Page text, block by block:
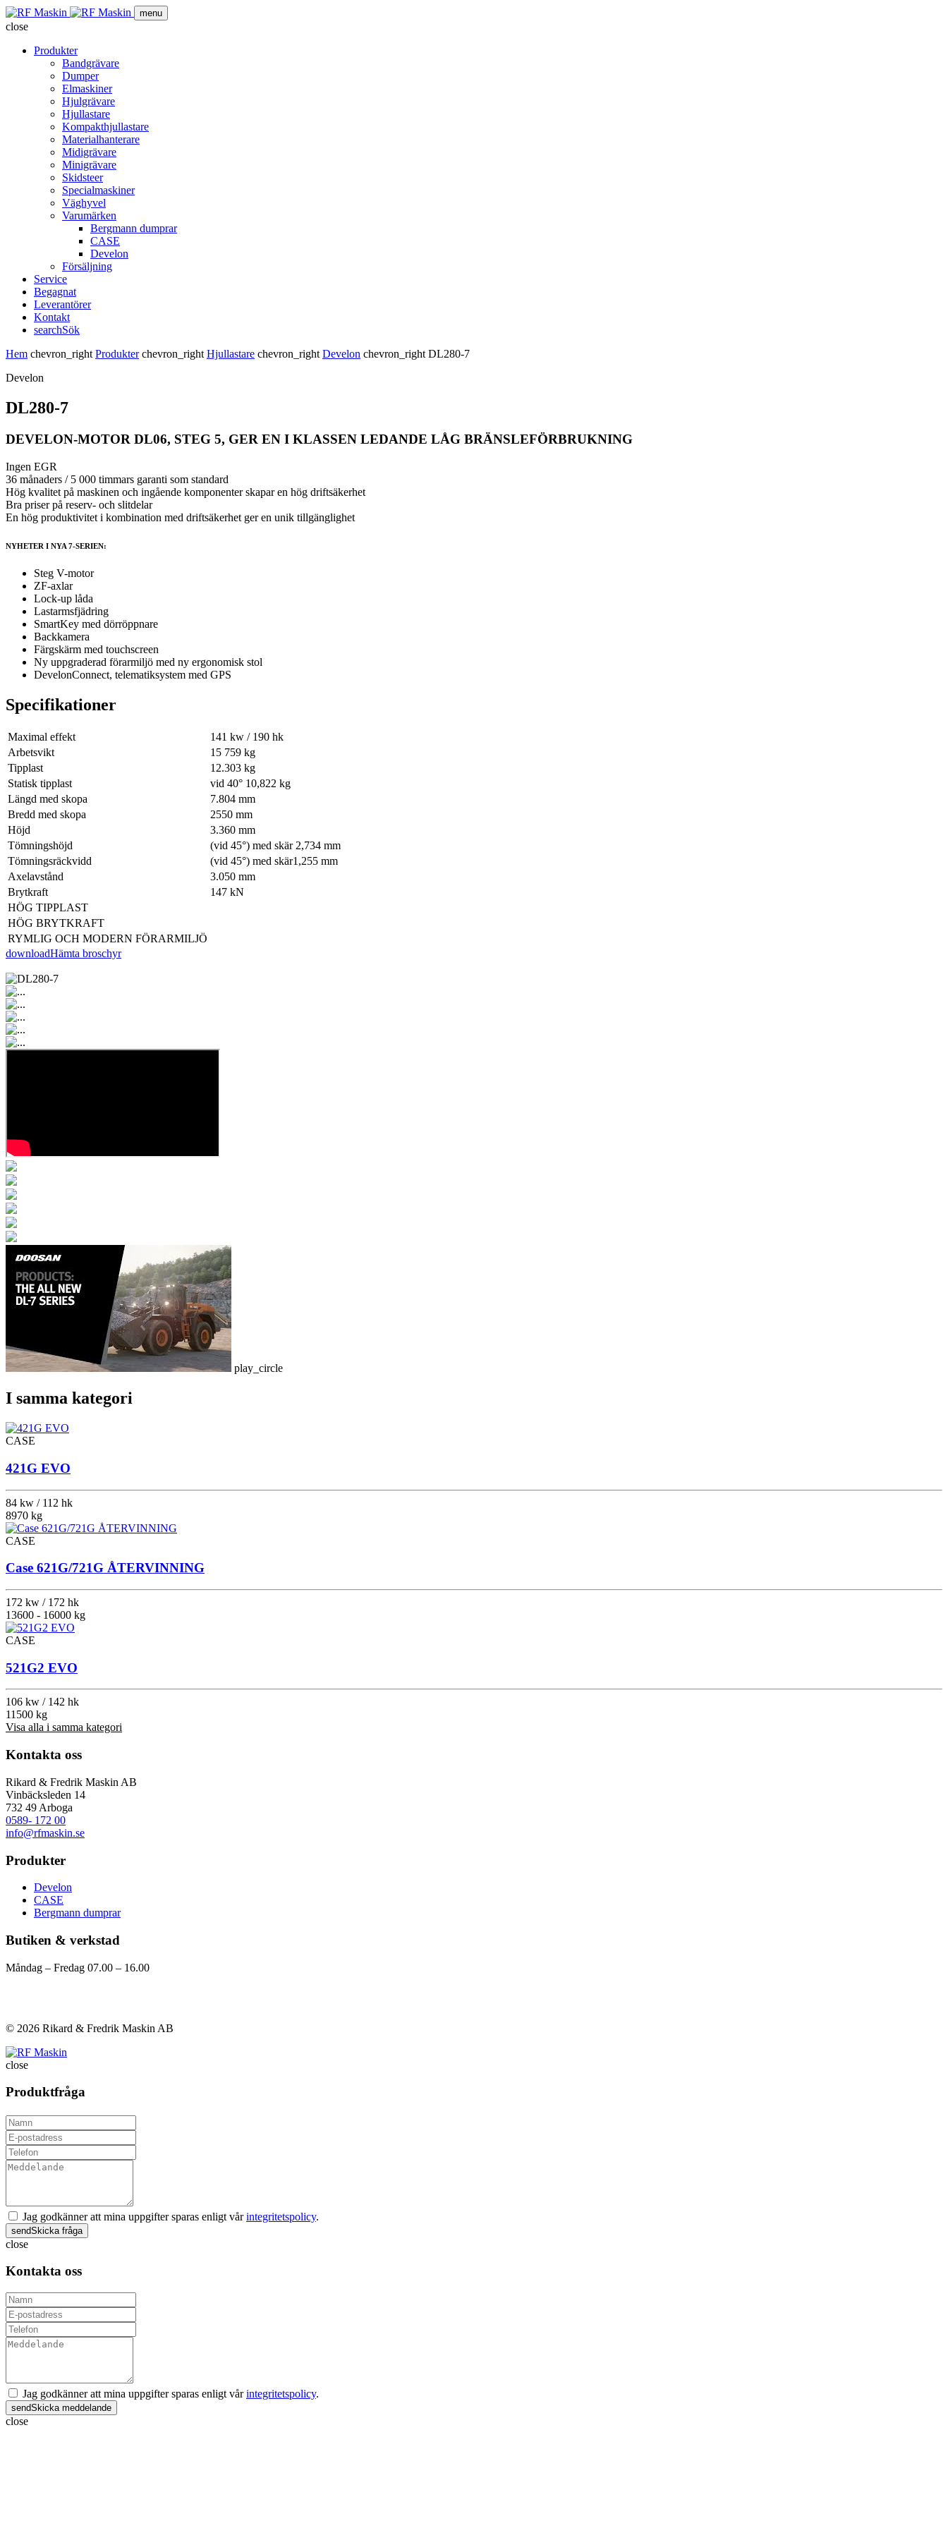
menu
close
Produkter
Bandgrävare
Dumper
Elmaskiner
Hjulgrävare
Hjullastare
Kompakthjullastare
Materialhanterare
Midigrävare
Minigrävare
Skidsteer
Specialmaskiner
Väghyvel
Varumärken
Bergmann dumprar
CASE
Develon
Försäljning
Service
Begagnat
Leverantörer
Kontakt
searchSök
Hem chevron_right Produkter chevron_right Hjullastare chevron_right Develon chevron_right DL280-7
Develon
DL280-7
DEVELON-MOTOR DL06, STEG 5, GER EN I KLASSEN LEDANDE LÅG BRÄNSLEFÖRBRUKNING
Ingen EGR
36 månaders / 5 000 timmars garanti som standard
Hög kvalitet på maskinen och ingående komponenter skapar en hög driftsäkerhet
Bra priser på reserv- och slitdelar
En hög produktivitet i kombination med driftsäkerhet ger en unik tillgänglighet
NYHETER I NYA 7-SERIEN:
Steg V-motor
ZF-axlar
Lock-up låda
Lastarmsfjädring
SmartKey med dörröppnare
Backkamera
Färgskärm med touchscreen
Ny uppgraderad förarmiljö med ny ergonomisk stol
DevelonConnect, telematiksystem med GPS
Specifikationer
Maximal effekt
141 kw / 190 hk
Arbetsvikt
15 759 kg
Tipplast
12.303 kg
Statisk tipplast
vid 40° 10,822 kg
Längd med skopa
7.804 mm
Bredd med skopa
2550 mm
Höjd
3.360 mm
Tömningshöjd
(vid 45°) med skär 2,734 mm
Tömningsräckvidd
(vid 45°) med skär1,255 mm
Axelavstånd
3.050 mm
Brytkraft
147 kN
HÖG TIPPLAST
HÖG BRYTKRAFT
RYMLIG OCH MODERN FÖRARMILJÖ
downloadHämta broschyr
play_circle
I samma kategori
CASE
421G EVO
84 kw / 112 hk
8970 kg
CASE
Case 621G/721G ÅTERVINNING
172 kw / 172 hk
13600 - 16000 kg
CASE
521G2 EVO
106 kw / 142 hk
11500 kg
Visa alla i samma kategori
Kontakta oss
Rikard & Fredrik Maskin AB
Vinbäcksleden 14
732 49 Arboga
0589- 172 00
info@rfmaskin.se
Produkter
Develon
CASE
Bergmann dumprar
Butiken & verkstad
Måndag – Fredag 07.00 – 16.00
© 2026 Rikard & Fredrik Maskin AB
close
Produktfråga
Jag godkänner att mina uppgifter sparas enligt vårintegritetspolicy.
sendSkicka fråga
close
Kontakta oss
Jag godkänner att mina uppgifter sparas enligt vårintegritetspolicy.
sendSkicka meddelande
close